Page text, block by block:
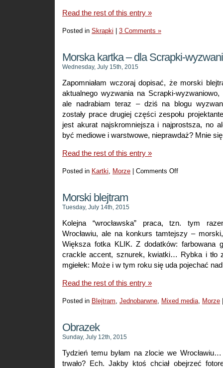
Read the rest of this entry »
Posted in Skrapki 3 Comments »
Morska kartka – dla Scrapki-
Wednesday, July 15th, 2015
Zapomniałam wczoraj dopisać, że morski
aktualnego wyzwania na Scrapki-wyzwaniowo,
ale nadrabiam teraz – dziś na blogu
zostały prace drugiej części zespołu
jest akurat najskromniejsza i najprostsza, no
być mediowe i warstwowe, nieprawdaż? Mnie
Read the rest of this entry »
Posted in Kartki, Morze Comments Offon
Scrapki-
wyzwaniowo
Morski blejtram
Tuesday, July 14th, 2015
Kolejna “wrocławska” praca, tzn. tym
Wrocławiu, ale na konkurs tamtejszy –
Większa fotka KLIK. Z dodatków: farbowana
crackle accent, sznurek, kwiatki… Rybka i tło
mgiełek: Może i w tym roku się uda pojechać
Read the rest of this entry »
Posted in Blejtram, Jednobarwne, Mixed media, Morze
Obrazek
Sunday, July 12th, 2015
Tydzień temu byłam na zlocie we
trwało? Ech. Jakby ktoś chciał obejrzeć